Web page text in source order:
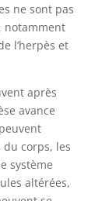
ne sont pas
notamment
l’herpès et
après
avance
corps, les
système
altérées,